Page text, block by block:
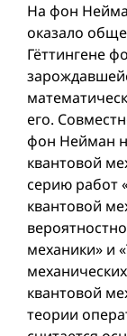
На фон
оказало
Гёттингене
его.
фон Нейман
квантовой
серию работ
квантовой
механики» и
квантовой
теории